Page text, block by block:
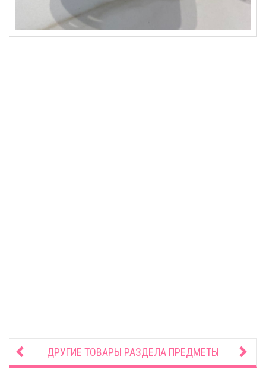
ДРУГИЕ ТОВАРЫ РАЗДЕЛА ПРЕДМЕТЫ